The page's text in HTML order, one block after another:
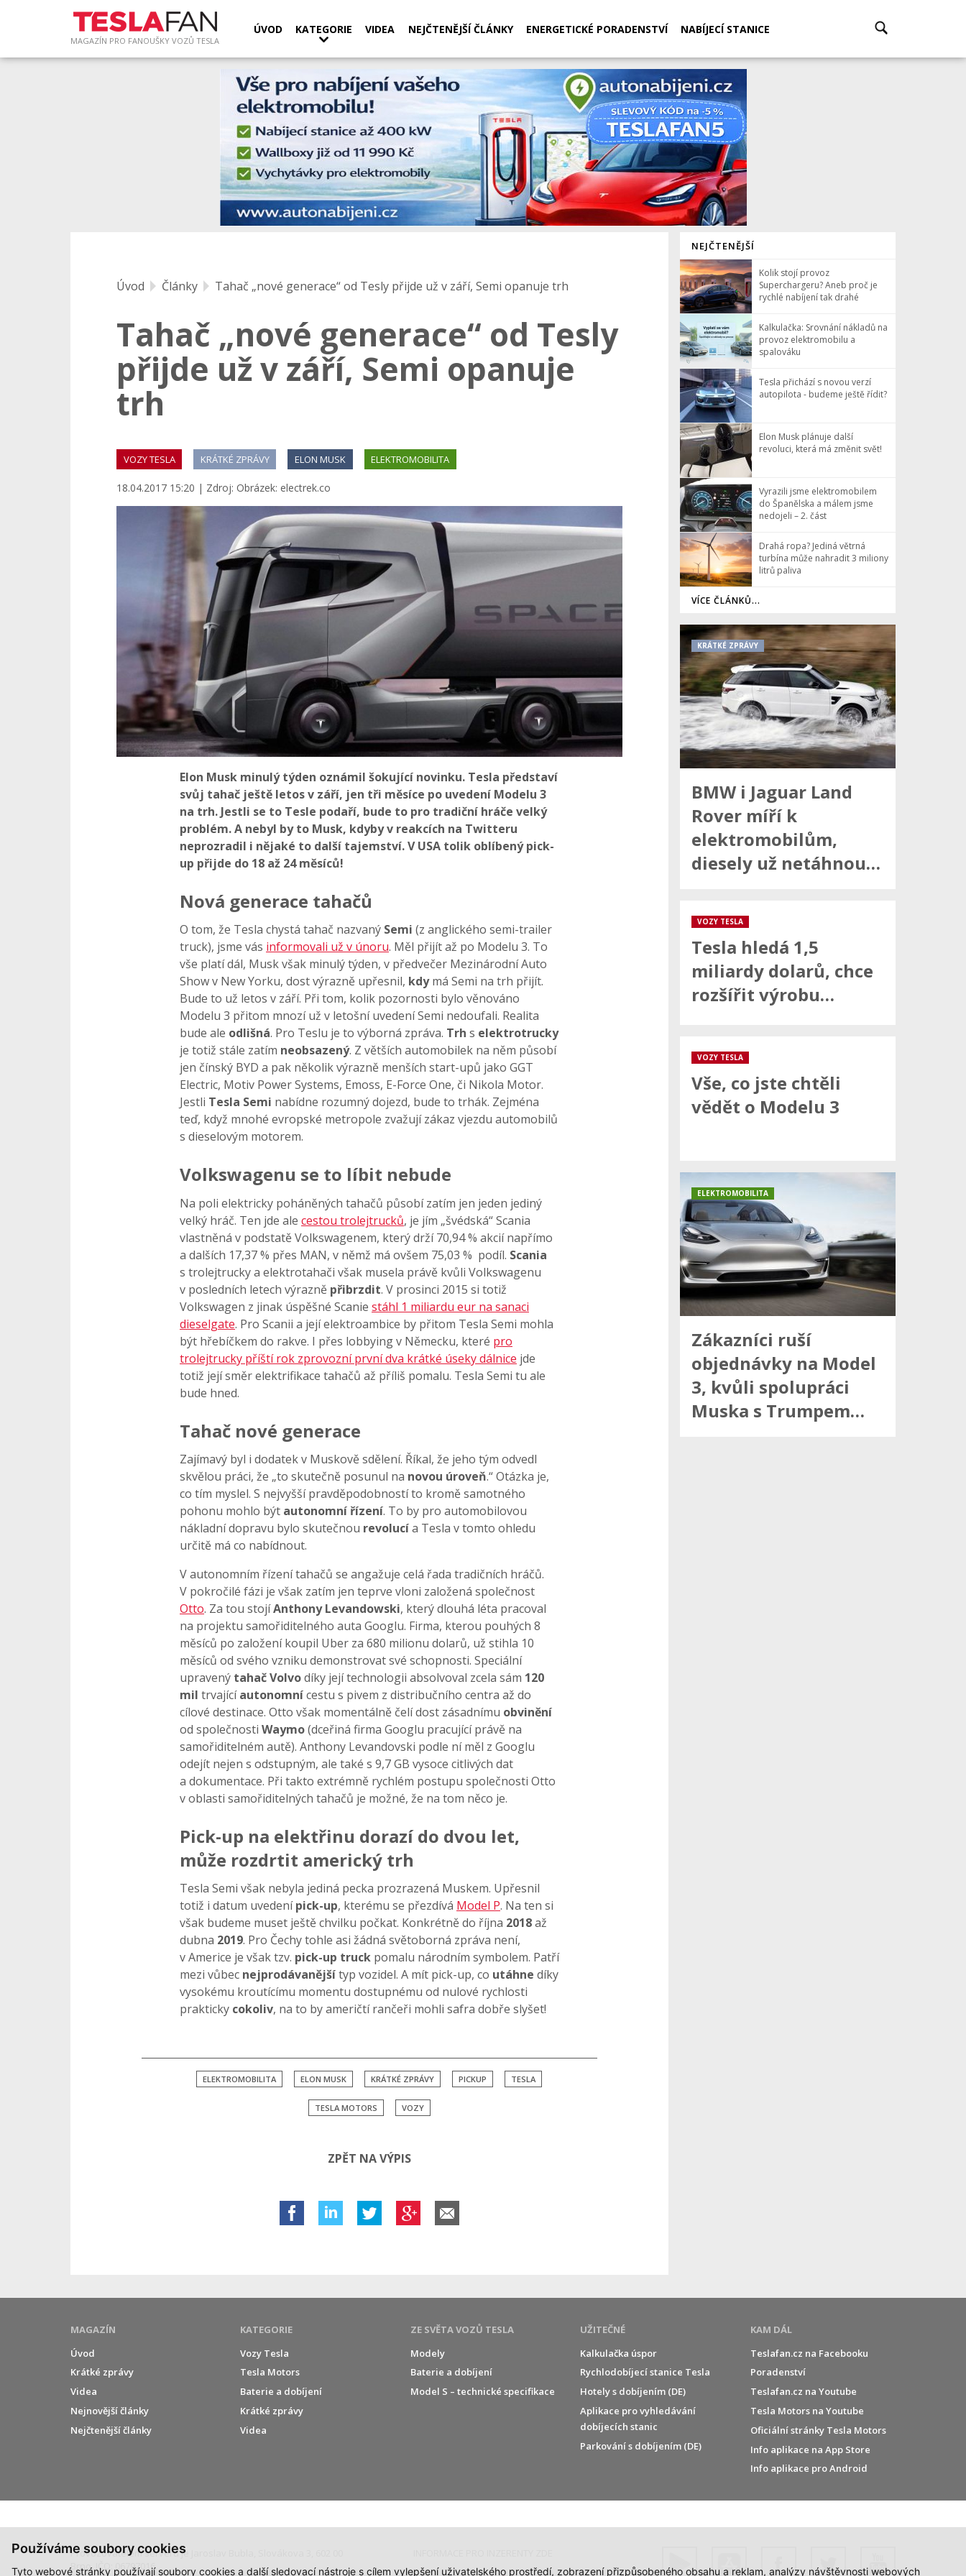
Používáme soubory cookies
Tyto webové stránky používají soubory cookies a další sledovací nástroje s cílem vylepšení uživatelského prostředí, zobrazení přizpůsobeného obsahu a reklam, analýzy návštěvnosti webových
MAGAZÍN PRO FANOUŠKY VOZŮ TESLA
ÚVOD KATEGORIE VIDEA NEJČTENĚJŠÍ ČLÁNKY ENERGETICKÉ PORADENSTVÍ NABÍJECÍ STANICE
Úvod Články Tahač „nové generace“ od Tesly přijde už v září, Semi opanuje trh
Tahač „nové generace“ od Tesly
přijde už v září, Semi opanuje
trh
VOZY TESLA KRÁTKÉ ZPRÁVY ELON MUSK ELEKTROMOBILITA
18.04.2017 15:20 | Zdroj: Obrázek: electrek.co
Elon Musk minulý týden oznámil šokující novinku. Tesla představí
svůj tahač ještě letos v září, jen tři měsíce po uvedení Modelu 3
na trh. Jestli se to Tesle podaří, bude to pro tradiční hráče velký
problém. A nebyl by to Musk, kdyby v reakcích na Twitteru
neprozradil i nějaké to další tajemství. V USA tolik oblíbený pick-
up přijde do 18 až 24 měsíců!
Nová generace tahačů
O tom, že Tesla chystá tahač nazvaný Semi (z anglického semi-trailer
truck), jsme vás informovali už v únoru. Měl přijít až po Modelu 3. To
vše platí dál, Musk však minulý týden, v předvečer Mezinárodní Auto
Show v New Yorku, dost výrazně upřesnil, kdymá Semi na trh přijít.
Bude to už letos v září. Při tom, kolik pozornosti bylo věnováno
Modelu 3 přitom mnozí už v letošní uvedení Semi nedoufali. Realita
bude ale odlišná. Pro Teslu je to výborná zpráva. Trh s elektrotrucky
je totiž stále zatím neobsazený. Z větších automobilek na něm působí
jen čínský BYD a pak několik výrazně menších start-upů jako GGT
Electric, Motiv Power Systems, Emoss, E-Force One, či Nikola Motor.
Jestli Tesla Semi nabídne rozumný dojezd, bude to trhák. Zejména
teď, když mnohé evropské metropole zvažují zákaz vjezdu automobilů
s dieselovým motorem.
Volkswagenu se to líbit nebude
Na poli elektricky poháněných tahačů působí zatím jen jeden jediný
velký hráč. Ten jde ale cestou trolejtrucků, je jím „švédská“ Scania
vlastněná v podstatě Volkswagenem, který drží 70,94 % akcií napřímo
a dalších 17,37 % přes MAN, v němž má ovšem 75,03 % podíl. Scania
s trolejtrucky a elektrotahači však musela právě kvůli Volkswagenu
v posledních letech výrazně přibrzdit. V prosinci 2015 si totiž
Volkswagen z jinak úspěšné Scanie stáhl 1 miliardu eur na sanaci
dieselgate. Pro Scanii a její elektroambice by přitom Tesla Semi mohla
být hřebíčkem do rakve. I přes lobbying v Německu, které pro
trolejtrucky příští rok zprovozní první dva krátké úseky dálnice jde
totiž její směr elektrifikace tahačů až příliš pomalu. Tesla Semi tu ale
bude hned.
Tahač nové generace
Zajímavý byl i dodatek v Muskově sdělení. Říkal, že jeho tým odvedl
skvělou práci, že „to skutečně posunul na novou úroveň.“ Otázka je,
co tím myslel. S nejvyšší pravděpodobností to kromě samotného
pohonu mohlo být autonomní řízení. To by pro automobilovou
nákladní dopravu bylo skutečnou revolucía Tesla v tomto ohledu
určitě má co nabídnout.
V autonomním řízení tahačů se angažuje celá řada tradičních hráčů.
V pokročilé fázi je však zatím jen teprve vloni založená společnost
Otto. Za tou stojíAnthony Levandowski, který dlouhá léta pracoval
na projektu samořiditelného auta Googlu. Firma, kterou pouhých 8
měsíců po založení koupil Uber za 680 milionu dolarů, už stihla 10
měsíců od svého vzniku demonstrovat své schopnosti. Speciální
upravený tahač Volvodíky její technologii absolvoval zcela sám 120
mil trvajícíautonomnícestu s pivem z distribučního centra až do
cílové destinace. Otto však momentálně čelí dost zásadnímu obvinění
od společnosti Waymo(dceřiná firma Googlu pracující právě na
samořiditelném autě). Anthony Levandovski podle ní měl z Googlu
odejít nejen s odstupným, ale také s 9,7 GB vysoce citlivých dat
a dokumentace. Při takto extrémně rychlém postupu společnosti Otto
v oblasti samořiditelných tahačů je možné, že na tom něco je.
Pick-up na elektřinu dorazí do dvou let,
může rozdrtit americký trh
Tesla Semi však nebyla jediná pecka prozrazená Muskem. Upřesnil
totiž i datum uvedenípick-up, kterému se přezdívá Model P. Na ten si
však budeme muset ještě chvilku počkat. Konkrétně do října 2018až
dubna 2019. Pro Čechy tohle asi žádná světoborná zpráva není,
v Americe je však tzv. pick-up truck pomalu národním symbolem. Patří
mezi vůbec nejprodávanějšítyp vozidel. A mít pick-up, co utáhne díky
vysokému kroutícímu momentu dostupnému od nulové rychlosti
prakticky cokoliv, na to by američtí rančeři mohli safra dobře slyšet!
ELEKTROMOBILITA ELON MUSK KRÁTKÉ ZPRÁVY PICKUP TESLA
TESLA MOTORS VOZY
ZPĚT NA VÝPIS
NEJČTENĚJŠÍ
Kolik stojí provoz
Superchargeru? Aneb proč je
rychlé nabíjení tak drahé
Kalkulačka: Srovnání nákladů na
provoz elektromobilu a
spalováku
Tesla přichází s novou verzí
autopilota - budeme ještě řídit?
Elon Musk plánuje další
revoluci, která má změnit svět!
Vyrazili jsme elektromobilem
do Španělska a málem jsme
nedojeli – 2. část
Drahá ropa? Jediná větrná
turbína může nahradit 3 miliony
litrů paliva
VÍCE ČLÁNKŮ...
BMW i Jaguar Land
Rover míří k
elektromobilům,
diesely už netáhnou…
KRÁTKÉ ZPRÁVY
Tesla hledá 1,5
miliardy dolarů, chce
rozšířit výrobu…
VOZY TESLA
Vše, co jste chtěli
vědět o Modelu 3
VOZY TESLA
Zákazníci ruší
objednávky na Model
3, kvůli spolupráci
Muska s Trumpem…
ELEKTROMOBILITA
MAGAZÍN
Úvod
Krátké zprávy
Videa
Nejnovější články
Nejčtenější články
KATEGORIE
Vozy Tesla
Tesla Motors
Baterie a dobíjení
Krátké zprávy
Videa
ZE SVĚTA VOZŮ TESLA
Modely
Baterie a dobíjení
Model S – technické specifikace
UŽITEČNÉ
Kalkulačka úspor
Rychlodobíjecí stanice Tesla
Hotely s dobíjením (DE)
Aplikace pro vyhledávání
dobíjecích stanic
Parkování s dobíjením (DE)
KAM DÁL
Teslafan.cz na Facebooku
Poradenství
Teslafan.cz na Youtube
Tesla Motors na Youtube
Oficiální stránky Tesla Motors
Info aplikace na App Store
Info aplikace pro Android
Provozovatelem serveru je Jaroslav Bubla, Slovákova 3, 602 00
Brno, IČO: 06797016.